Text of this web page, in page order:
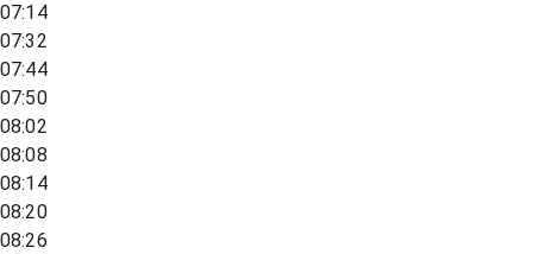
07:14
07:32
07:44
07:50
08:02
08:08
08:14
08:20
08:26